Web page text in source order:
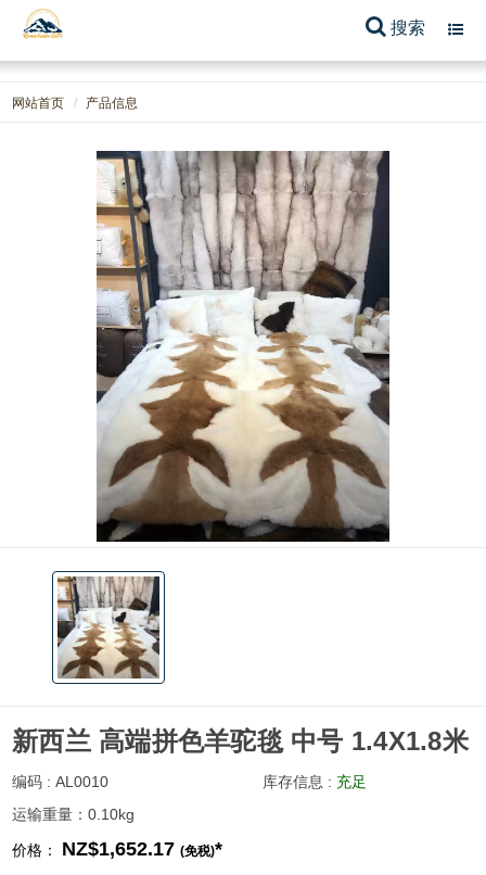
搜索
网站首页 产品信息
新西兰 高端拼色羊驼毯 中号 1.4X1.8米
编码 : AL0010 库存信息 : 充足
运输重量：0.10kg
价格： NZ$1,652.17 (免税)*